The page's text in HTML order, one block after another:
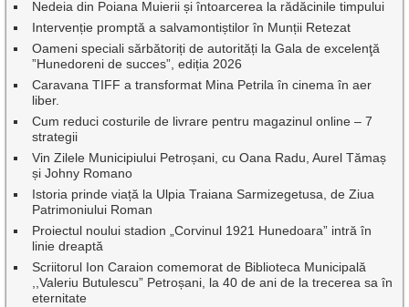
Nedeia din Poiana Muierii și întoarcerea la rădăcinile timpului
Intervenție promptă a salvamontiștilor în Munții Retezat
Oameni speciali sărbătoriți de autorități la Gala de excelenţă
”Hunedoreni de succes”, ediția 2026
Caravana TIFF a transformat Mina Petrila în cinema în aer
liber.
Cum reduci costurile de livrare pentru magazinul online – 7
strategii
Vin Zilele Municipiului Petroșani, cu Oana Radu, Aurel Tămaș
și Johny Romano
Istoria prinde viață la Ulpia Traiana Sarmizegetusa, de Ziua
Patrimoniului Roman
Proiectul noului stadion „Corvinul 1921 Hunedoara” intră în
linie dreaptă
Scriitorul Ion Caraion comemorat de Biblioteca Municipală
,,Valeriu Butulescu” Petroșani, la 40 de ani de la trecerea sa în
eternitate